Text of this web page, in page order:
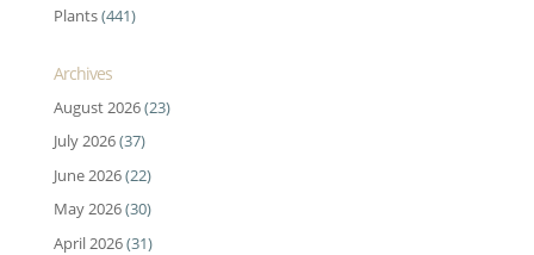
Plants(441)
Archives
August 2026(23)
July 2026(37)
June 2026(22)
May 2026(30)
April 2026(31)